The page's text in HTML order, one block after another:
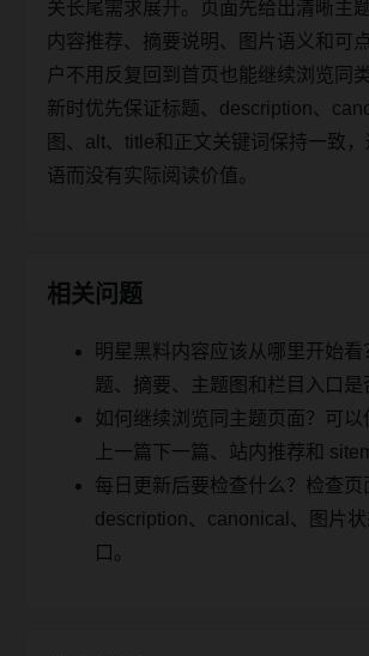
关长尾需求展开。页面先给出清晰主
内容推荐、摘要说明、图片语义和可
户不用反复回到首页也能继续浏览同
新时优先保证标题、description、
图、alt、title和正文关键词保持一致，
语而没有实际阅读价值。
相关问题
明星黑料内容应该从哪里开始看
题、摘要、主题图和栏目入口是
如何继续浏览同主题页面？可以
上一篇下一篇、站内推荐和
每日更新后要检查什么？检查页
description、canonical、图片状
口。